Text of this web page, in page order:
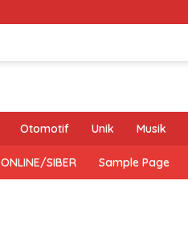
Otomotif Unik Musik
SIBER Sample Page